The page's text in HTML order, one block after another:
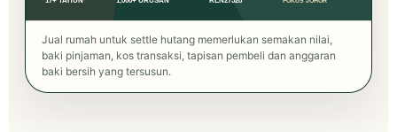
Jual rumah untuk settle hutang memerlukan semakan nilai,
baki pinjaman, kos transaksi, tapisan pembeli dan anggaran
baki bersih yang tersusun.